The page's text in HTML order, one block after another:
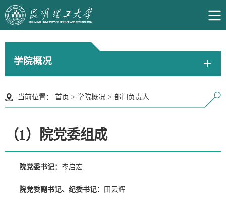
学院概况
当前位置： 首页 > 学院概况 > 部门负责人
（1）院党委组成
院党委书记： 岑启宏
院党委副书记、纪委书记： 田云辉